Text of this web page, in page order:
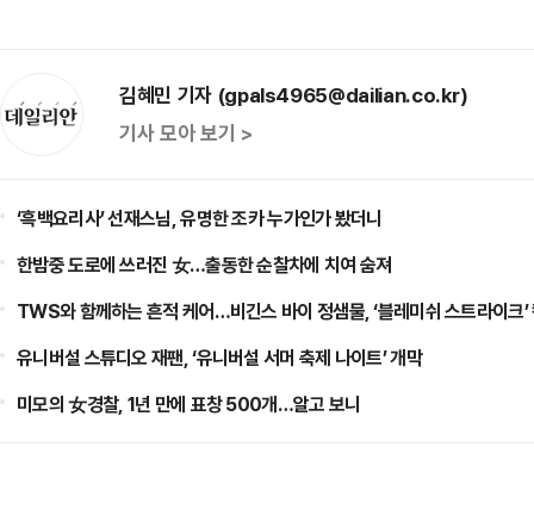
김혜민 기자 (gpals4965@dailian.co.kr)
기사 모아 보기 >
‘흑백요리사’ 선재스님, 유명한 조카 누가인가 봤더니
한밤중 도로에 쓰러진 女…출동한 순찰차에 치여 숨져
TWS와 함께하는 흔적 케어…비긴스 바이 정샘물, ‘블레미쉬 스트라이크’
유니버설 스튜디오 재팬, ‘유니버설 서머 축제 나이트’ 개막
미모의 女경찰, 1년 만에 표창 500개…알고 보니